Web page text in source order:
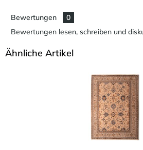
Bewertungen
0
Bewertungen lesen, schreiben und
Ähnliche Artikel